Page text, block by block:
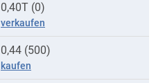
0,40T (0)
verkaufen
0,44 (500)
kaufen